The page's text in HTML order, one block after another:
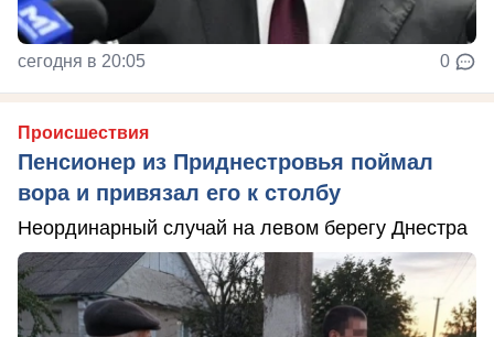
сегодня в 20:05 0
Происшествия
Пенсионер из Приднестровья поймал
вора и привязал его к столбу
Неординарный случай на левом берегу Днестра